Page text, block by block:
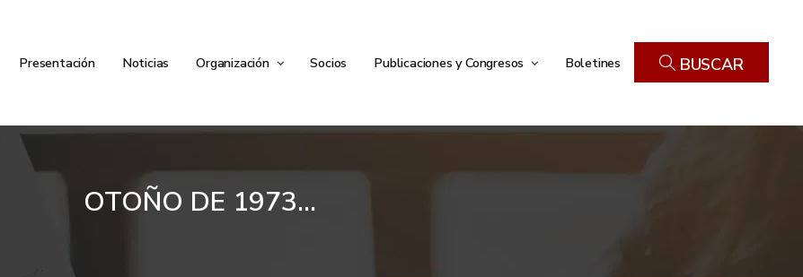
Presentación Noticias Organización Socios Publicaciones y Congresos Boletines BUSCAR
OTOÑO DE 1973…